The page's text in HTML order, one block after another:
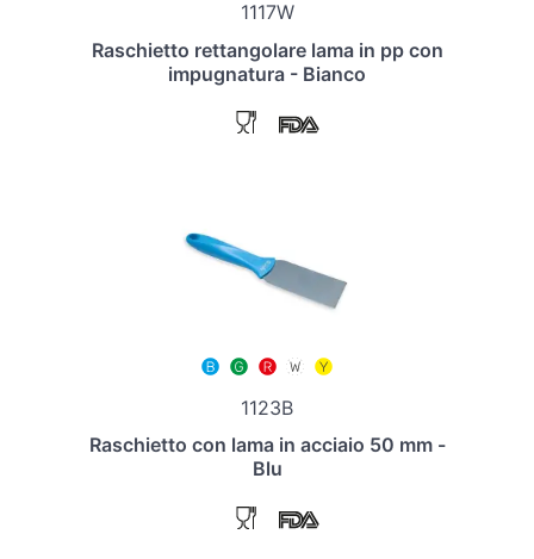
1117W
Raschietto rettangolare lama in pp con
impugnatura - Bianco
1123B
Raschietto con lama in acciaio 50 mm -
Blu